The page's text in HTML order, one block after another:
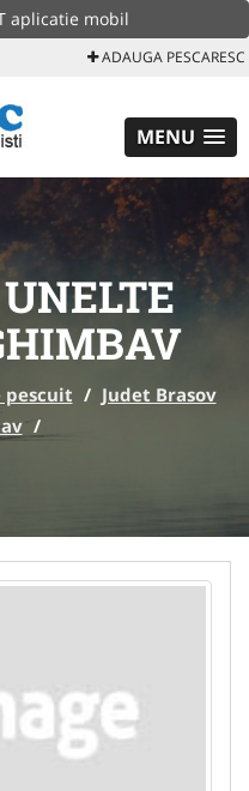
aplicatie mobil
ADAUGA PESCARESC
MENU
pescuit / Judet Brasov
/